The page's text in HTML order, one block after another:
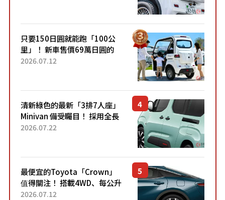
只要150日圓就能跑「100公
里」！ 新車售價69萬日圓的
「3人座」Trike大受歡迎！ 順
2026.07.12
清新綠色的最新「3排7人座」
Minivan 備受矚目！ 採用全長
4.7公尺剛剛好的車身尺寸與
2026.07.22
最便宜的Toyota「Crown」
值得關注！ 搭載4WD、每公升
22.4公里低油耗表現超亮眼！
2026.07.12